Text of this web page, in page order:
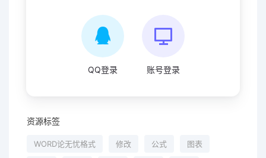
QQ登录 账号登录
资源标签
WORD论无忧格式 修改 公式 图表